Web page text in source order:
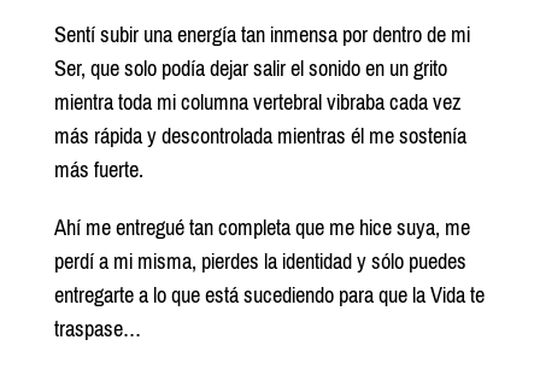
Sentí subir una energía tan inmensa por dentro de mi
Ser, que solo podía dejar salir el sonido en un grito
mientra toda mi columna vertebral vibraba cada vez
más rápida y descontrolada mientras él me sostenía
más fuerte.
Ahí me entregué tan completa que me hice suya, me
perdí a mi misma, pierdes la identidad y sólo puedes
entregarte a lo que está sucediendo para que la Vida te
traspase…